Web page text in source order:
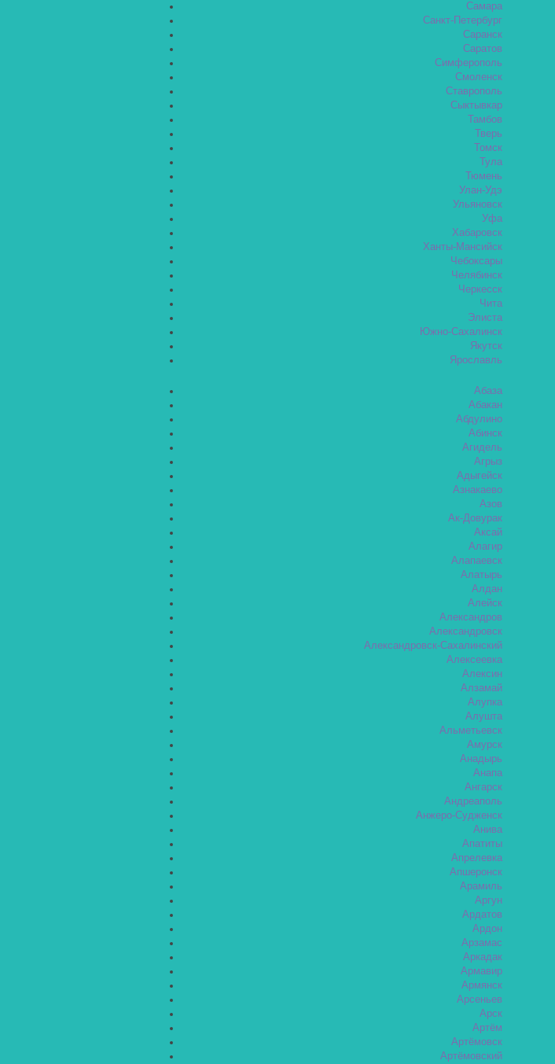
Самара
Санкт-Петербург
Саранск
Саратов
Симферополь
Смоленск
Ставрополь
Сыктывкар
Тамбов
Тверь
Томск
Тула
Тюмень
Улан-Удэ
Ульяновск
Уфа
Хабаровск
Ханты-Мансийск
Чебоксары
Челябинск
Черкесск
Чита
Элиста
Южно-Сахалинск
Якутск
Ярославль
Абаза
Абакан
Абдулино
Абинск
Агидель
Агрыз
Адыгейск
Азнакаево
Азов
Ак-Довурак
Аксай
Алагир
Алапаевск
Алатырь
Алдан
Алейск
Александров
Александровск
Александровск-Сахалинский
Алексеевка
Алексин
Алзамай
Алупка
Алушта
Альметьевск
Амурск
Анадырь
Анапа
Ангарск
Андреаполь
Анжеро-Судженск
Анива
Апатиты
Апрелевка
Апшеронск
Арамиль
Аргун
Ардатов
Ардон
Арзамас
Аркадак
Армавир
Армянск
Арсеньев
Арск
Артём
Артёмовск
Артёмовский